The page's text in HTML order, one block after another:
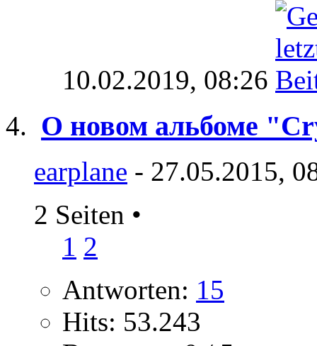
10.02.2019, 08:26
O новом альбоме
earplane - 27.05.2015,
2 Seiten •
1 2
Antworten: 15
Hits: 53.243